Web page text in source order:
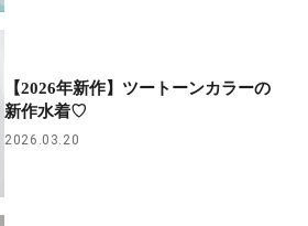
【2026年新作】ツートーンカラーの
新作水着♡
2026.03.20